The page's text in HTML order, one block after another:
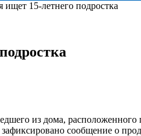
15-летнего подростка
из дома,
сообщение о